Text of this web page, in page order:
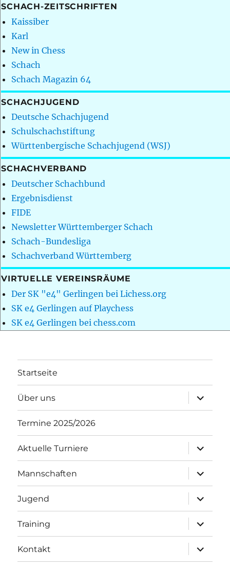
SCHACH-ZEITSCHRIFTEN
Kaissiber
Karl
New in Chess
Schach
Schach Magazin 64
SCHACHJUGEND
Deutsche Schachjugend
Schulschachstiftung
Württenbergische Schachjugend (WSJ)
SCHACHVERBAND
Deutscher Schachbund
Ergebnisdienst
FIDE
Newsletter Württemberger Schach
Schach-Bundesliga
Schachverband Württemberg
VIRTUELLE VEREINSRÄUME
Der SK "e4" Gerlingen bei Lichess.org
SK e4 Gerlingen auf Playchess
SK e4 Gerlingen bei chess.com
Startseite
Über uns
öffnen
Termine 2025/2026
Aktuelle Turniere
öffnen
Mannschaften
öffnen
Jugend
öffnen
Training
öffnen
Kontakt
öffnen